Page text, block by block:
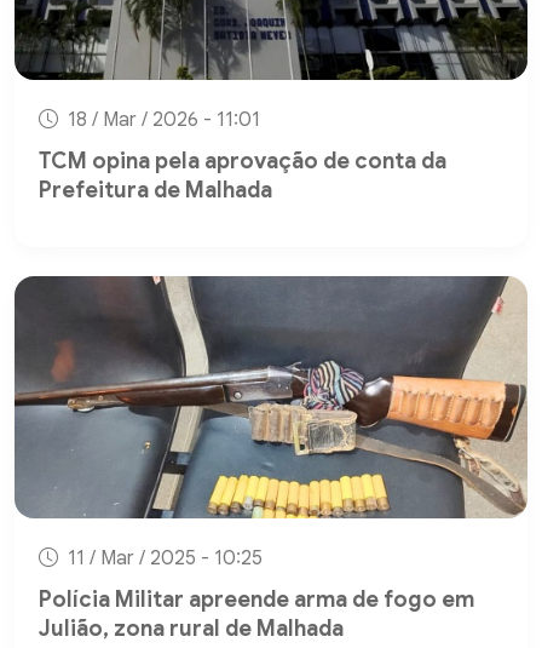
18 / Mar / 2026 - 11:01
TCM opina pela aprovação de conta da
Prefeitura de Malhada
11 / Mar / 2025 - 10:25
Polícia Militar apreende arma de fogo em
Julião, zona rural de Malhada